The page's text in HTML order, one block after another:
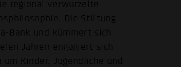
regional verwurzelte
Die Stiftung
Bank und kümmert sich
Jahren engagiert sich
Kinder, Jugendliche und